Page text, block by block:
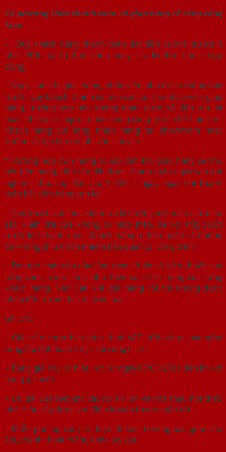
Có phương thức thanh toán và giao hàng rõ ràng công
khai
– Quý khách hàng thanh toán đặt tiền cọc (trả trước) ít
nhất 40% giá trị đơn hàng ngay sau ký đơn hàng (hợp
đồng)
– Ngay sau khi giao hàng, nhân viên phụ trách thông báo
trước. Quý khách thanh số tiền còn lại cho nhân viên giao
hàng, trường hợp nếu không nhận được số tiền còn lại
hoặc không có người nhận hàng công ty sẽ chở hàng về.
Khách hàng vui lòng nhận hàng tại showroom hoặc
xưởng và tự chịu chi phí vận chuyển
*Trường hợp đơn hàng có lắp đặt, khi giao hàng sẽ thu
hết tiền hàng, tiền lắp đặt được thanh toán ngay sau khi
nghiệm thu. Lắp đặt sau 1 đến 2 ngày ngay khi thanh
toán hết tiền hàng còn lại
– Quý khách vui lòng kiểm tra kĩ hướng mở, mẫu mã, màu
sắc, kiểm tra cửa không bị móp méo, bể vỡ, trầy xước
trước khi thanh toán. Khách hàng tự bảo quản và Chúng
tôi không chịu trách nhiệm bảo quản tại công trình
– Do tính chất cửa này làm theo số đo và kích thước của
từng công trình cũng như theo sở thích riêng của từng
khách hàng. Nên Sau khi đặt hàng rồi thì không được
phép đổi trả với bất kì lý do nào
Ghi chú:
– Giá trên chưa bao gồm thuế VAT 10%, chưa bao gồm
công lắp đặt hoàn thiện tại công trình
– Bảng giá này có hiệu lực từ ngày 05/05/2021 đến khi có
bảng giá mới
– Ưu đãi đặt biệt cho các dự án lớn và nhà thầu nội thất,
nhà thầu xây dựng với điều khoản thanh toán tốt
– Miễn phí lắp các phụ kiện đi kèm (không bao gồm chỏ
âm, thanh thoát hiểm, khóa tay gạt)